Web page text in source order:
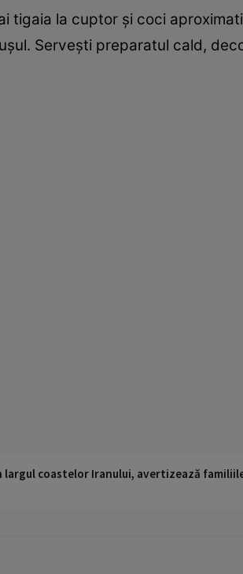
tigaia la cuptor şi coci
Serveşti preparatul cald,
largul coastelor Iranului, avertizează